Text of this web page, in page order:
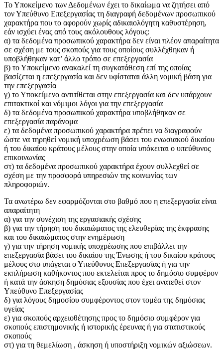
Το Υποκείμενο των Δεδομένων έχει το δικαίωμα να ζητήσει από
τον Υπεύθυνο Επεξεργασίας τη διαγραφή δεδομένων προσωπικού
χαρακτήρα που το αφορούν χωρίς αδικαιολόγητη καθυστέρηση,
εάν ισχύει ένας από τους ακόλουθους λόγους:
α) τα δεδομένα προσωπικού χαρακτήρα δεν είναι πλέον απαραίτητα
σε σχέση με τους σκοπούς για τους οποίους συλλέχθηκαν ή
υποβλήθηκαν κατ’ άλλο τρόπο σε επεξεργασία
β) το Υποκείμενο ανακαλεί τη συγκατάθεση επί της οποίας
βασίζεται η επεξεργασία και δεν υφίσταται άλλη νομική βάση για
την επεξεργασία
γ) το Υποκείμενο αντιτίθεται στην επεξεργασία και δεν υπάρχουν
επιτακτικοί και νόμιμοι λόγοι για την επεξεργασία
δ) τα δεδομένα προσωπικού χαρακτήρα υποβλήθηκαν σε
επεξεργασία παράνομα
ε) τα δεδομένα προσωπικού χαρακτήρα πρέπει να διαγραφούν
ώστε να τηρηθεί νομική υποχρέωση βάσει του ενωσιακού δικαίου
ή του δικαίου κράτους μέλους στην οποία υπόκειται ο υπεύθυνος
επικοινωνίας
στ) τα δεδομένα προσωπικού χαρακτήρα έχουν συλλεχθεί σε
σχέση με την προσφορά υπηρεσιών της κοινωνίας των
πληροφοριών.
Τα ανωτέρω δεν εφαρμόζονται στο βαθμό που η επεξεργασία είναι
απαραίτητη
α) για την συνέχιση της εργασιακής σχέσης
β) για την τήρηση του δικαιώματος της ελευθερίας της έκφρασης
και του δικαιώματος στην ενημέρωση
γ) για την τήρηση νομικής υποχρέωσης που επιβάλλει την
επεξεργασία βάσει του δικαίου της Ένωσης ή του δικαίου κράτους
μέλους στο υπάγεται ο Υπεύθυνος Επεξεργασίας ή για την
εκπλήρωση καθήκοντος που εκτελείται προς το δημόσιο συμφέρον
ή κατά την άσκηση δημόσιας εξουσίας που έχει ανατεθεί στον
Υπεύθυνο Επεξεργασίας
δ) για λόγους δημοσίου συμφέροντος στον τομέα της δημόσιας
υγείας
ε) για σκοπούς αρχειοθέτησης προς το δημόσιο συμφέρον για
σκοπούς επιστημονικής ή ιστορικής έρευνας ή για στατιστικούς
σκοπούς
στ) για τη θεμελίωση , άσκηση ή υποστήριξη νομικών αξιώσεων.